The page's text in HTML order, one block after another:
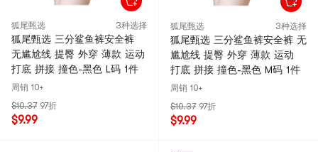
狐尾甄选 3种选择
狐尾甄选 三分鲨鱼裤安全裤
无尴尬线 提臀 外穿 薄款 运动
打底 拼接 撞色-黑色 L码 1件
周销 10+
$10.37 97折
$9.99
狐尾甄选 3种选择
狐尾甄选 三分鲨鱼裤安全裤 无
尴尬线 提臀 外穿 薄款 运动
打底 拼接 撞色-黑色 M码 1件
周销 10+
$10.37 97折
$9.99